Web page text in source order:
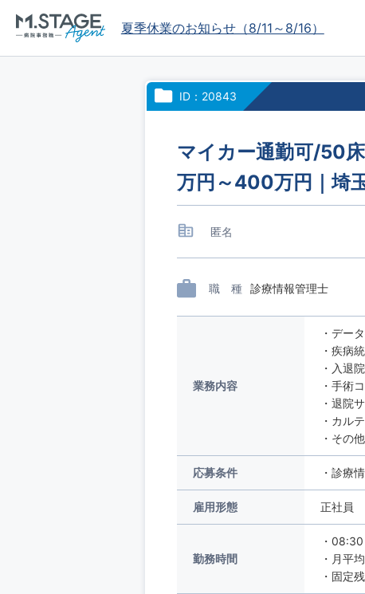
夏季休業のお知らせ（8/11～8/16）
ID：20843
マイカー通勤可/50
万円～400万円｜埼
匿名
職 種 診療情報管理士
業務内容
・デー
・疾病
・入退
・手術
・退院
・カル
・その
応募条件 ・診療
雇用形態 正社員
勤務時間
・
・月平
・固定